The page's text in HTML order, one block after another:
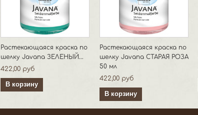
Растекающаяся краска по
шелку Javana ЗЕЛЕНЫЙ...
422,00 руб
В корзину
Растекающаяся краска по
шелку Javana СТАРАЯ РОЗА
50 мл
422,00 руб
В корзину